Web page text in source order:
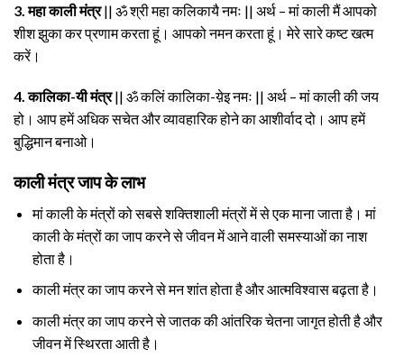
3. महा काली मंत्र|| ॐ श्री महा कलिकायै नमः || अर्थ – मां काली मैं आपको
शीश झुका कर प्रणाम करता हूं। आपको नमन करता हूं। मेरे सारे कष्ट खत्म
करें।
4. कालिका-यी मंत्र|| ॐ कलिं कालिका-य़ेइ नमः || अर्थ – मां काली की जय
हो। आप हमें अधिक सचेत और व्यावहारिक होने का आशीर्वाद दो। आप हमें
बुद्धिमान बनाओ।
काली मंत्र जाप के लाभ
मां काली के मंत्रों को सबसे शक्तिशाली मंत्रों में से एक माना जाता है। मां
काली के मंत्रों का जाप करने से जीवन में आने वाली समस्याओं का नाश
होता है।
काली मंत्र का जाप करने से मन शांत होता है और आत्मविश्वास बढ़ता है।
काली मंत्र का जाप करने से जातक की आंतरिक चेतना जागृत होती है और
जीवन में स्थिरता आती है।